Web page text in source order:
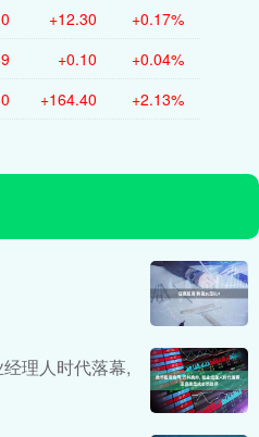
+12.30 +0.17%
+0.10 +0.04%
+164.40 +2.13%
理人时代落幕,